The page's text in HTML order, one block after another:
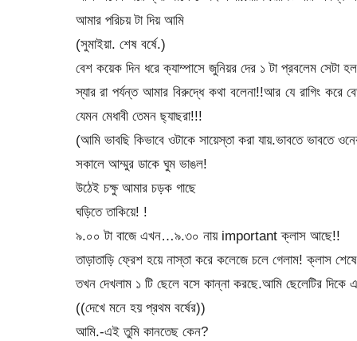
আমার পরিচয় টা দিয় আমি
(সুমাইয়া. শেষ বর্ষে.)
বেশ কয়েক দিন ধরে ক্যাম্পাসে জুনিয়র দের ১ টা প্রবলেম
স্যার রা পর্যন্ত আমার বিরুদ্ধে কথা বলেনা!!আর যে রাগিং করে
যেমন মেধাবী তেমন ছ্যাছরা!!!
(আমি ভাবছি কিভাবে ওটাকে সায়েস্তা করা যায়.ভাবতে ভাবতে
সকালে আম্মুর ডাকে ঘুম ভাঙল!
উঠেই চক্ষু আমার চড়ক গাছে
ঘড়িতে তাকিয়ে! !
৯.০০ টা বাজে এখন…৯.৩০ নায় important ক্লাস আছে!!
তাড়াতাড়ি ফ্রেশ হয়ে নাস্তা করে কলেজে চলে গেলাম! ক্লাস
তখন দেখলাম ১ টি ছেলে বসে কান্না করছে.আমি ছেলেটির দিকে
((দেখে মনে হয় প্রথম বর্ষের))
আমি.-এই তুমি কানতেছ কেন?